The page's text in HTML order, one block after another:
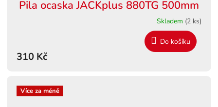
Pila ocaska JACKplus 880TG 500mm
Skladem (2 ks)
310 Kč
Do košíku
Více za méně